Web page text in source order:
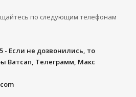
по следующим телефонам
- Если не дозвонились, то
Ватсап, Телеграмм, Макс